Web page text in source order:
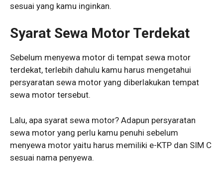
sesuai yang kamu inginkan.
Syarat Sewa Motor Terdekat
Sebelum menyewa motor di tempat sewa motor
terdekat, terlebih dahulu kamu harus mengetahui
persyaratan sewa motor yang diberlakukan tempat
sewa motor tersebut.
Lalu, apa syarat sewa motor? Adapun persyaratan
sewa motor yang perlu kamu penuhi sebelum
menyewa motor yaitu harus memiliki e-KTP dan SIM C
sesuai nama penyewa.